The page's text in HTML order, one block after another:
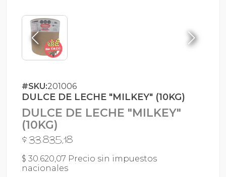
#SKU:201006
DULCE DE LECHE "MILKEY" (10KG)
DULCE DE LECHE "MILKEY"
(10KG)
$ 33.835,18
$ 30.620,07 Precio sin impuestos
nacionales